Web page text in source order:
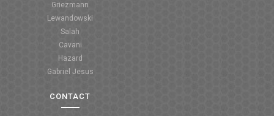
Griezmann
Lewandowski
Salah
Cavani
Hazard
Gabriel Jesus
CONTACT